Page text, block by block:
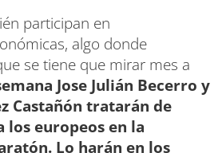
participan en
algo donde
se tiene que mirar mes a
Jose Julián Becerro y
Castañón tratarán de
los europeos en la
Lo harán en los